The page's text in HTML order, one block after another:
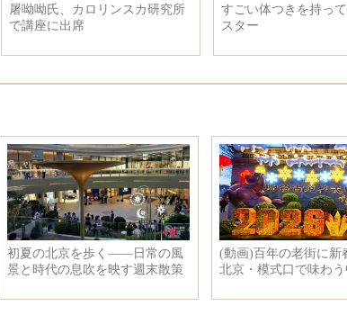
リンスカ研究所
すごい体つきを持っている人気